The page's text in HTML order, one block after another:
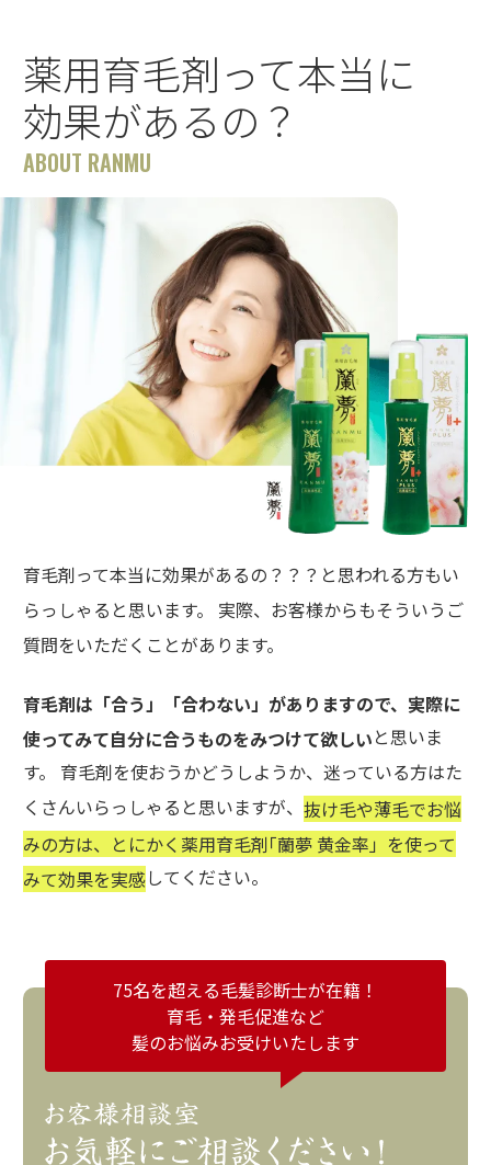
薬用育毛剤って本当に
効果があるの？
ABOUT RANMU
育毛剤って本当に効果があるの？？？と思われる方もい
らっしゃると思います。 実際、お客様からもそういうご
質問をいただくことがあります。
育毛剤は「合う」「合わない」がありますので、実際に
使ってみて自分に合うものをみつけて欲しいと思いま
す。 育毛剤を使おうかどうしようか、迷っている方はた
くさんいらっしゃると思いますが、 抜け毛や薄毛でお悩
みの方は、とにかく薬用育毛剤｢蘭夢 黄金率」を使って
みて効果を実感してください。
75名を超える毛髪診断士が在籍！
育毛・発毛促進など
髪のお悩みお受けいたします